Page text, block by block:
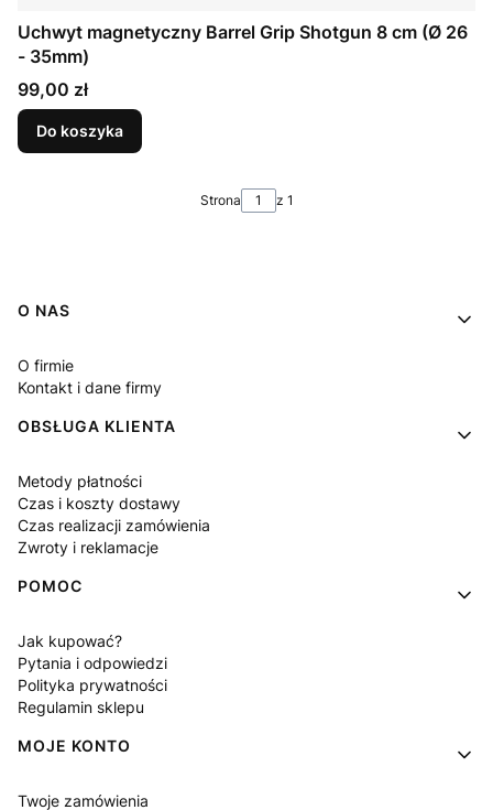
Uchwyt magnetyczny Barrel Grip Shotgun 8 cm (Ø 26
- 35mm)
Cena
99,00 zł
Do koszyka
Strona z 1
Linki w stopce
O NAS
O firmie
Kontakt i dane firmy
OBSŁUGA KLIENTA
Metody płatności
Czas i koszty dostawy
Czas realizacji zamówienia
Zwroty i reklamacje
POMOC
Jak kupować?
Pytania i odpowiedzi
Polityka prywatności
Regulamin sklepu
MOJE KONTO
Twoje zamówienia